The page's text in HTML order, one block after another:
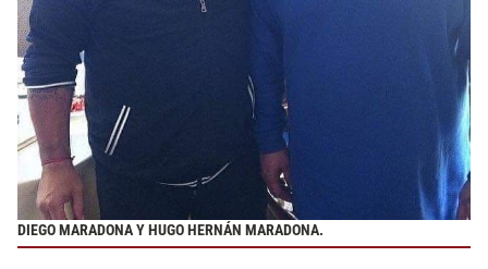
DIEGO MARADONA Y HUGO HERNÁN MARADONA.